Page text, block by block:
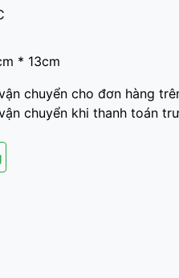
* 13cm
chuyển cho đơn hàng
chuyển khi thanh toán